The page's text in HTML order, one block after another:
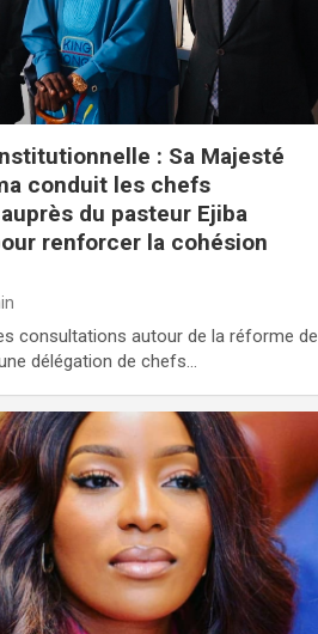
: Sa Majesté
conduit les chefs
du pasteur Ejiba
renforcer la cohésion
consultations autour de la réforme de
délégation de chefs…